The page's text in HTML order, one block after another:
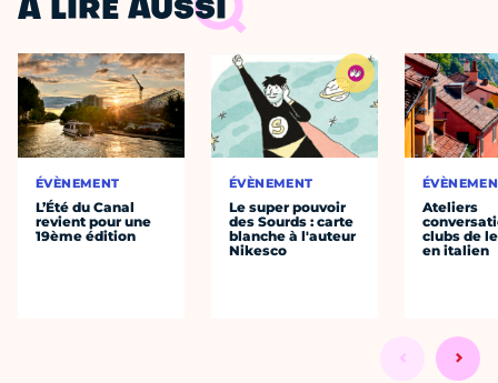
À LIRE AUSSI
ÉVÈNEMENT
L’Été du Canal
revient pour une
19ème édition
ÉVÈNEMENT
Le super pouvoir
des Sourds : carte
blanche à l'auteur
Nikesco
Ateliers
clubs de
en italien